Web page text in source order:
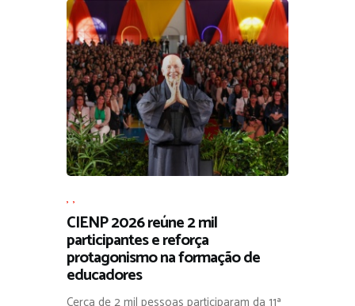
, ,
CIENP 2026 reúne 2 mil
participantes e reforça
protagonismo na formação de
educadores